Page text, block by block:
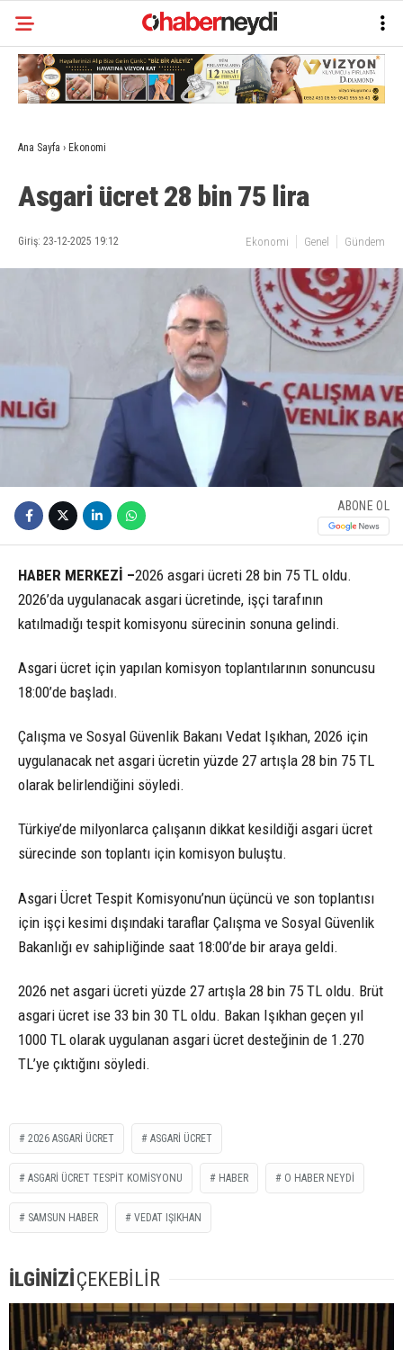
Ana Sayfa › Ekonomi
Asgari ücret 28 bin 75 lira
Giriş: 23-12-2025 19:12 Ekonomi Genel Gündem
ABONE OL
HABER MERKEZİ –2026 asgari ücreti 28 bin 75 TL oldu.
2026’da uygulanacak asgari ücretinde, işçi tarafının
katılmadığı tespit komisyonu sürecinin sonuna gelindi.
Asgari ücret için yapılan komisyon toplantılarının sonuncusu
18:00’de başladı.
Çalışma ve Sosyal Güvenlik Bakanı Vedat Işıkhan, 2026 için
uygulanacak net asgari ücretin yüzde 27 artışla 28 bin 75 TL
olarak belirlendiğini söyledi.
Türkiye’de milyonlarca çalışanın dikkat kesildiği asgari ücret
sürecinde son toplantı için komisyon buluştu.
Asgari Ücret Tespit Komisyonu’nun üçüncü ve son toplantısı
için işçi kesimi dışındaki taraflar Çalışma ve Sosyal Güvenlik
Bakanlığı ev sahipliğinde saat 18:00’de bir araya geldi.
2026 net asgari ücreti yüzde 27 artışla 28 bin 75 TL oldu. Brüt
asgari ücret ise 33 bin 30 TL oldu. Bakan Işıkhan geçen yıl
1000 TL olarak uygulanan asgari ücret desteğinin de 1.270
TL’ye çıktığını söyledi.
2026 ASGARI ÜCRET ASGARI ÜCRET
ASGARİ ÜCRET TESPİT KOMİSYONU HABER O HABER NEYDI
SAMSUN HABER VEDAT IŞIKHAN
İLGİNİZİÇEKEBİLİR